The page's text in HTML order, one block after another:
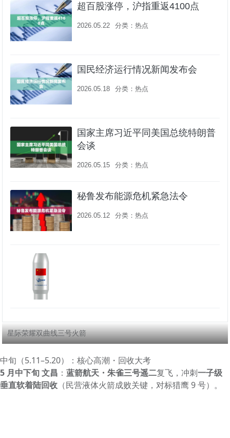
超百股涨停，沪指重返4100点
2026.05.22 分类：热点
国民经济运行情况新闻发布会
2026.05.18 分类：热点
国家主席习近平同美国总统特朗普
会谈
2026.05.15 分类：热点
秘鲁发布能源危机紧急法令
2026.05.12 分类：热点
星际荣耀双曲线三号火箭
中旬（5.11–5.20）：核心高潮・回收大考
5 月中下旬 文昌 ： 蓝箭航天・朱雀三号遥二复飞，冲刺一子级
垂直软着陆回收 （民营液体火箭成败关键，对标猎鹰 9 号）。